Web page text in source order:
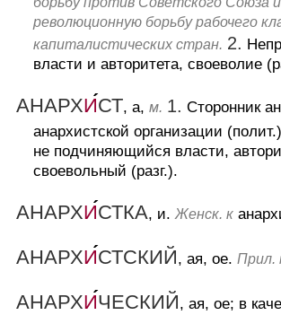
революционную борьбу рабочего
капиталистических стран. 2.
власти и авторитета, своеволие
АНАРХИСТ, а, м. 1. Сторонник
анархистской организации
не подчиняющийся власти,
своевольный (разг.).
АНАРХИСТКА, и.Женск. к
АНАРХИСТСКИЙ, ая, ое. Прил.
АНАРХИЧЕСКИЙ, ая, ое; в